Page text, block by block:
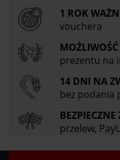
1 ROK
vouchera
prezentu na
14 DNI NA
bez podania
BEZPIECZNE
przelew,